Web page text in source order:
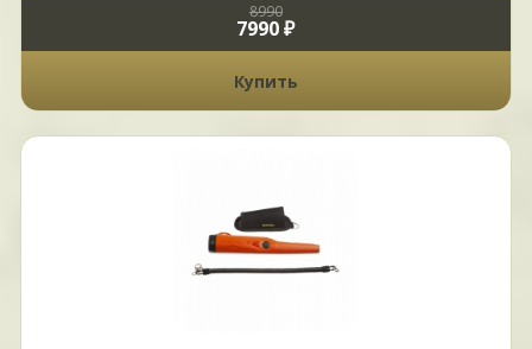
8990
7990 ₽
Купить